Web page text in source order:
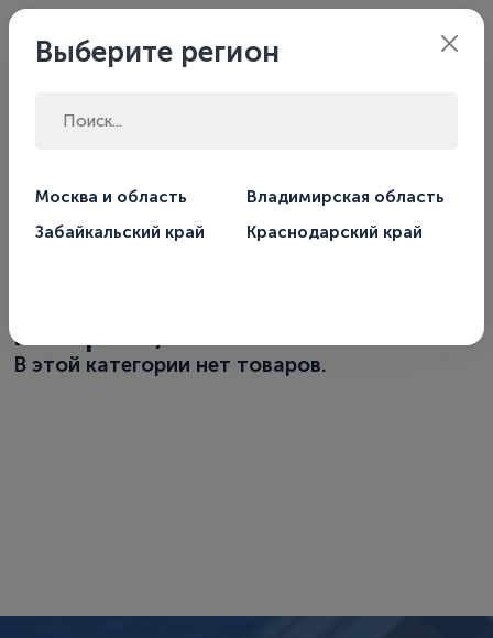
Москва
инетрнет, ZONT
В этой категории нет товаров.
Выберите регион
Москва и область
Владимирская область
Забайкальский край
Краснодарский край